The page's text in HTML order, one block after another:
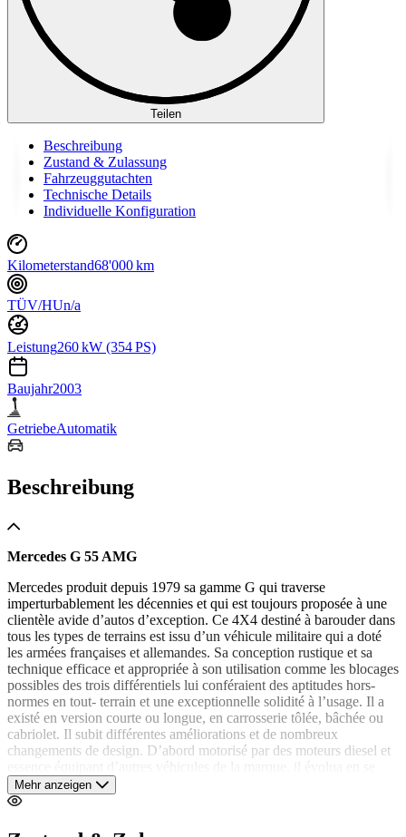
Teilen
Beschreibung
Zustand & Zulassung
Fahrzeuggutachten
Technische Details
Individuelle Konfiguration
Kilometerstand68'000 km
TÜV/HUn/a
Leistung260 kW (354 PS)
Baujahr2003
GetriebeAutomatik
Beschreibung
Mercedes G 55 AMG
Mercedes produit depuis 1979 sa gamme G qui traverse
imperturbablement les décennies et qui est toujours proposée à une
clientèle avide d’autos d’exception. Ce 4X4 destiné à barouder dans
tous les types de terrains est issu d’un véhicule militaire qui a doté
les armées françaises et allemandes. Sa conception rustique et sa
technique efficace et appropriée à son utilisation comme les blocages
possibles des trois différentiels lui conféraient des aptitudes hors-
normes en tout- terrain et une exceptionnelle solidité à l’usage. Il a
existé en version courte ou longue, en carrosserie tôlée, bâchée ou
cabriolet. Il subit différentes améliorations et de nombreux
changements de design. D’abord motorisé par des moteurs diesel et
métamorphosant en version ‘’sportives’’ dans sa finition AMG. Doté
d’un V8 compressé, il changea de philosophie et s’adresse
atypique et luxueuse que d’évoluer en terres inconnues. Ce gros
Mehr anzeigen